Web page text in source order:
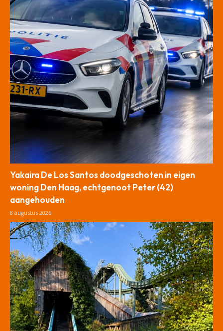
Yakaira De Los Santos doodgeschoten in eigen
woning Den Haag, echtgenoot Peter (42)
aangehouden
8 augustus 2026